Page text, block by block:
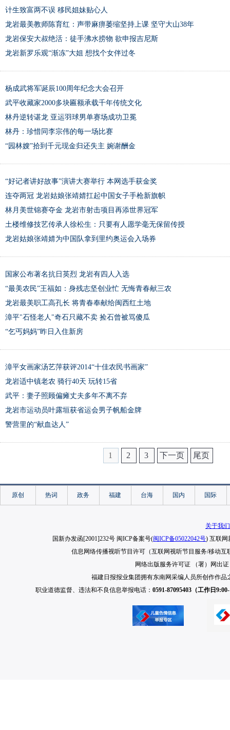
计生致富两不误 移民姐妹贴心人
龙岩最美教师陈育红：声带麻痹萎缩坚持上课 坚守大山38年
龙岩保安大叔绝活：徒手沸水捞物 欲申报吉尼斯
龙岩新罗乐观“渐冻”大姐 想找个女伴过冬
杨成武将军诞辰100周年纪念大会召开
武平收藏家2000多块匾额承载千年传统文化
林丹逆转谌龙 亚运羽球男单赛场成功卫冕
林丹：珍惜同李宗伟的每一场比赛
“园林嫂”拾到千元现金归还失主 婉谢酬金
“好记者讲好故事”演讲大赛举行 本网选手获金奖
连夺两冠 龙岩姑娘张靖婧扛起中国女子手枪新旗帜
林月美世锦赛夺金 龙岩市射击项目再添世界冠军
土楼维修技艺传承人徐松生：只要有人愿学毫无保留传授
龙岩姑娘张靖婧为中国队拿到里约奥运会入场券
国家公布著名抗日英烈 龙岩有四人入选
“最美农民”王福如：身残志坚创业忙 无悔青春献三农
龙岩最美职工高孔长 将青春奉献给闽西红土地
漳平"石怪老人"奇石只藏不卖 捡石曾被骂傻瓜
“乞丐妈妈”昨日入住新房
漳平女画家汤艺萍获评2014“十佳农民书画家”
龙岩适中镇老农 骑行40天 玩转15省
武平：妻子照顾偏瘫丈夫多年不离不弃
龙岩市运动员叶露垣获省运会男子帆船金牌
警营里的“献血达人”
1 2 3 下一页 尾页
原创 热词 政务 福建 台海 国内 国际